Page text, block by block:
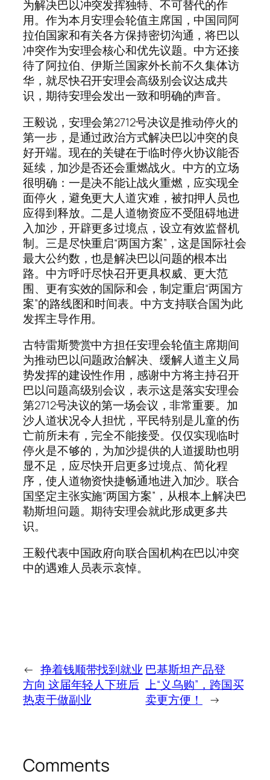
为解决巴以冲突发挥独特、不可替代的作
用。作为本月安理会轮值主席国，中国同阿
拉伯国家和有关各方保持密切沟通，将巴以
冲突作为安理会核心和优先议题。中方还接
待了阿拉伯、伊斯兰国家外长前不久集体访
华，就尽快召开安理会高级别会议达成共
识，期待安理会发出一致和明确的声音。
王毅说，安理会第2712号决议是推动停火的
第一步，是通过政治方式解决巴以冲突的良
好开端。现在的关键在于临时停火协议能否
延续，加沙是否还会重燃战火。中方的立场
很明确：一是决不能让战火重燃，应实现全
面停火，避免更大人道灾难，被扣押人员也
应得到释放。二是人道物资应不受阻碍地进
入加沙，开辟更多过境点，设立有效监督机
制。三是尽快重启“两国方案”，这是国际社会
最大公约数，也是解决巴以问题的根本出
路。中方呼吁尽快召开更具权威、更大范
围、更有实效的国际和会，制定重启“两国方
案”的路线图和时间表。中方支持联合国为此
发挥主导作用。
古特雷斯赞赏中方担任安理会轮值主席期间
为推动巴以问题政治解决、缓解人道主义局
势发挥的建设性作用，感谢中方将主持召开
巴以问题高级别会议，表示这是落实安理会
第2712号决议的第一场会议，非常重要。加
沙人道状况令人担忧，平民特别是儿童的伤
亡前所未有，完全不能接受。仅仅实现临时
停火是不够的，为加沙提供的人道援助也明
显不足，应尽快开启更多过境点、简化程
序，使人道物资快捷畅通地进入加沙。联合
国坚定主张实施“两国方案”，从根本上解决巴
勒斯坦问题。期待安理会就此形成更多共
识。
王毅代表中国政府向联合国机构在巴以冲突
中的遇难人员表示哀悼。
← 挣着钱顺带找到就业
方向 这届年轻人下班后
热衷于做副业
巴基斯坦产品登
上“义乌购”，跨国买
卖更方便！
→
Comments